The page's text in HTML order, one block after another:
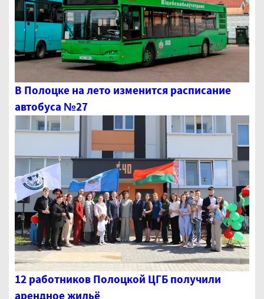
В Полоцке на лето изменится расписание
автобуса №27
12 работников Полоцкой ЦГБ получили
арендное жильё